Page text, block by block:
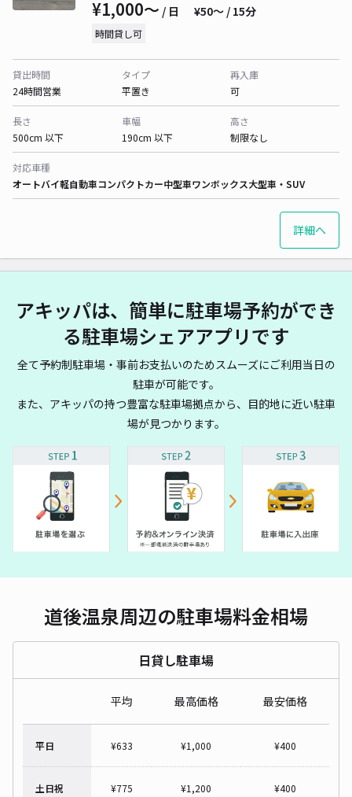
¥1,000〜 / 日 ¥50〜 / 15分
時間貸し可
貸出時間
24時間営業
タイプ
平置き
再入庫
可
長さ
500cm 以下
車幅
190cm 以下
高さ
制限なし
対応車種
オートバイ軽自動車コンパクトカー中型車ワンボックス大型車・SUV
詳細へ
アキッパは、簡単に駐車場予約ができ
る駐車場シェアアプリです
全て予約制駐車場・事前お支払いのためスムーズにご利用当日の
駐車が可能です。
また、アキッパの持つ豊富な駐車場拠点から、目的地に近い駐車
場が見つかります。
道後温泉周辺の駐車場料金相場
日貸し駐車場
平均 最高価格 最安価格
平日 ¥633 ¥1,000 ¥400
土日祝 ¥775 ¥1,200 ¥400